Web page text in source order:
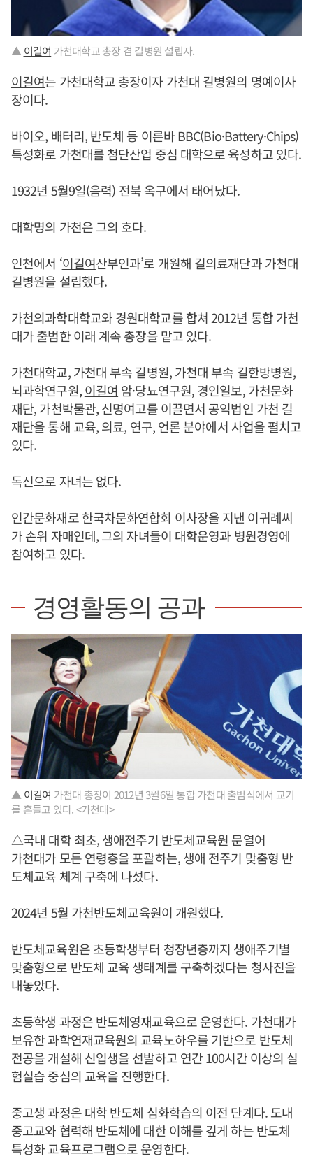
▲ 이길여 가천대학교 총장 겸 길병원 설립자.
이길여는 가천대학교 총장이자 가천대 길병원의 명예이사
장이다.
바이오, 배터리, 반도체 등 이른바 BBC(Bio·Battery·Chips)
특성화로 가천대를 첨단산업 중심 대학으로 육성하고 있다.
1932년 5월9일(음력) 전북 옥구에서 태어났다.
대학명의 가천은 그의 호다.
인천에서 ‘이길여산부인과’로 개원해 길의료재단과 가천대
길병원을 설립했다.
가천의과학대학교와 경원대학교를 합쳐 2012년 통합 가천
대가 출범한 이래 계속 총장을 맡고 있다.
가천대학교, 가천대 부속 길병원, 가천대 부속 길한방병원,
뇌과학연구원,이길여 암·당뇨연구원, 경인일보, 가천문화
재단, 가천박물관, 신명여고를 이끌면서 공익법인 가천 길
재단을 통해 교육, 의료, 연구, 언론 분야에서 사업을 펼치고
있다.
독신으로 자녀는 없다.
인간문화재로 한국차문화연합회 이사장을 지낸 이귀례씨
가 손위 자매인데, 그의 자녀들이 대학운영과 병원경영에
참여하고 있다.
경영활동의 공과
▲ 이길여 가천대 총장이 2012년 3월6일 통합 가천대 출범식에서 교기
를 흔들고 있다. <가천대>
△국내 대학 최초, 생애전주기 반도체교육원 문열어
가천대가 모든 연령층을 포괄하는, 생애 전주기 맞춤형 반
도체교육 체계 구축에 나섰다.
2024년 5월 가천반도체교육원이 개원했다.
반도체교육원은 초등학생부터 청장년층까지 생애주기별
맞춤형으로 반도체 교육 생태계를 구축하겠다는 청사진을
내놓았다.
초등학생 과정은 반도체영재교육으로 운영한다. 가천대가
보유한 과학연재교육원의 교육노하우를 기반으로 반도체
전공을 개설해 신입생을 선발하고 연간 100시간 이상의 실
험실습 중심의 교육을 진행한다.
중고생 과정은 대학 반도체 심화학습의 이전 단계다. 도내
중고교와 협력해 반도체에 대한 이해를 깊게 하는 반도체
특성화 교육프로그램으로 운영한다.